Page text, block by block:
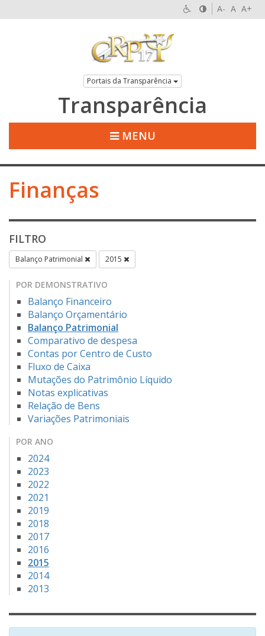
A- A A+
Portais da Transparência
Transparência
MENU
Finanças
FILTRO
Balanço Patrimonial 2015
POR DEMONSTRATIVO
Balanço Financeiro
Balanço Orçamentário
Balanço Patrimonial
Comparativo de despesa
Contas por Centro de Custo
Fluxo de Caixa
Mutações do Patrimônio Líquido
Notas explicativas
Relação de Bens
Variações Patrimoniais
POR ANO
2024
2023
2022
2021
2019
2018
2017
2016
2015
2014
2013